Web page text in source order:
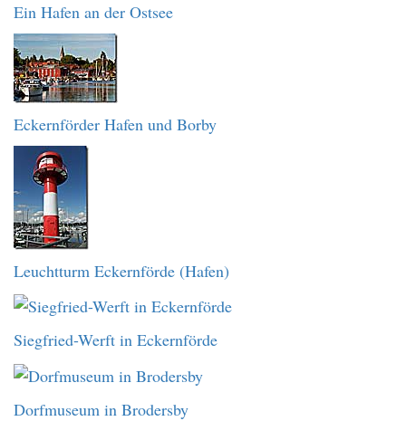
Ein Hafen an der Ostsee
Eckernförder Hafen und Borby
Leuchtturm Eckernförde (Hafen)
Siegfried-Werft in Eckernförde
Dorfmuseum in Brodersby